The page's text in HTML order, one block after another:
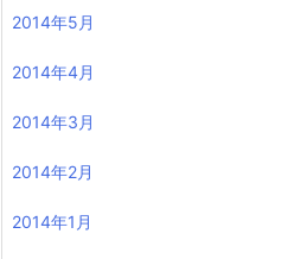
2014年5月
2014年4月
2014年3月
2014年2月
2014年1月